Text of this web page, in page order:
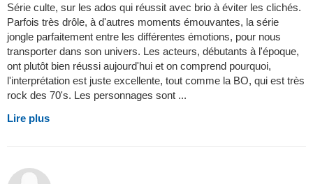
Série culte, sur les ados qui réussit avec brio à éviter les clichés.
Parfois très drôle, à d'autres moments émouvantes, la série
jongle parfaitement entre les différentes émotions, pour nous
transporter dans son univers. Les acteurs, débutants à l'époque,
ont plutôt bien réussi aujourd'hui et on comprend pourquoi,
l'interprétation est juste excellente, tout comme la BO, qui est très
rock des 70's. Les personnages sont ...
Lire plus